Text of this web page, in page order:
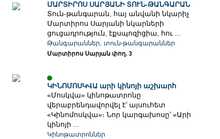
ՄԱՐՏԻՐՈՍ ՍԱՐՅԱՆԻ ՏՈՒՆ-ԹԱՆԳԱՐԱՆ
Տուն-թանգարան, հայ անվանի նկարիչ
Մարտիրոս Սարյանի նկարների
ցուցադրություն, էքսպոզիցիա, հու ...
Թանգարաններ, տուն-թանգարաններ
Մարտիրոս Սարյան փող. 3
ԿԻՆՈՄՈՍԿՎԱ արի կինոյի աշխարհ
«Մոսկվա» կինոթատրոնը
վերաբրենդավորվել է՝ այսուհետ
«Կինոմոսկվա»։ Նոր կարգախոսը՝ «Արի
կինոյի ...
Կինոթատրոններ